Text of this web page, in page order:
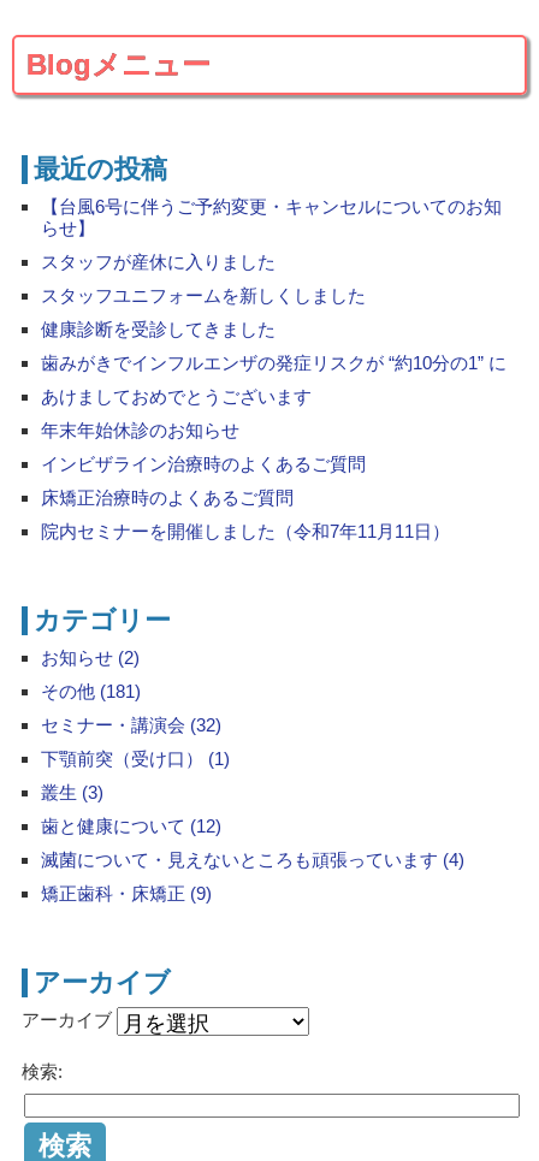
Blogメニュー
最近の投稿
【台風6号に伴うご予約変更・キャンセルについてのお知
らせ】
スタッフが産休に入りました
スタッフユニフォームを新しくしました
健康診断を受診してきました
歯みがきでインフルエンザの発症リスクが “約10分の1” に
あけましておめでとうございます
年末年始休診のお知らせ
インビザライン治療時のよくあるご質問
床矯正治療時のよくあるご質問
院内セミナーを開催しました（令和7年11月11日）
カテゴリー
お知らせ (2)
その他 (181)
セミナー・講演会 (32)
下顎前突（受け口） (1)
叢生 (3)
歯と健康について (12)
滅菌について・見えないところも頑張っています (4)
矯正歯科・床矯正 (9)
アーカイブ
アーカイブ
検索: